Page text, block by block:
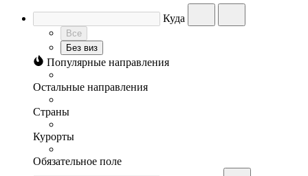
Куда
Все
Без виз
Популярные направления
Остальные направления
Страны
Курорты
Обязательное поле